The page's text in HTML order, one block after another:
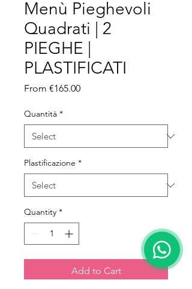
Menù Pieghevoli
Quadrati | 2
PIEGHE |
PLASTIFICATI
From €165.00Sale Price
Quantità *
Plastificazione *
Quantity *
Add to Cart